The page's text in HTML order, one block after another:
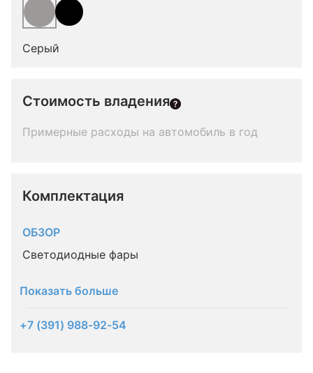
Серый
Стоимость владения
Примерные расходы на автомобиль в год
Комплектация
ОБЗОР
Светодиодные фары
Показать больше
+7 (391) 988-92-54